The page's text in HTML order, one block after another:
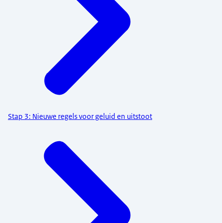
Stap 3: Nieuwe regels voor geluid en uitstoot